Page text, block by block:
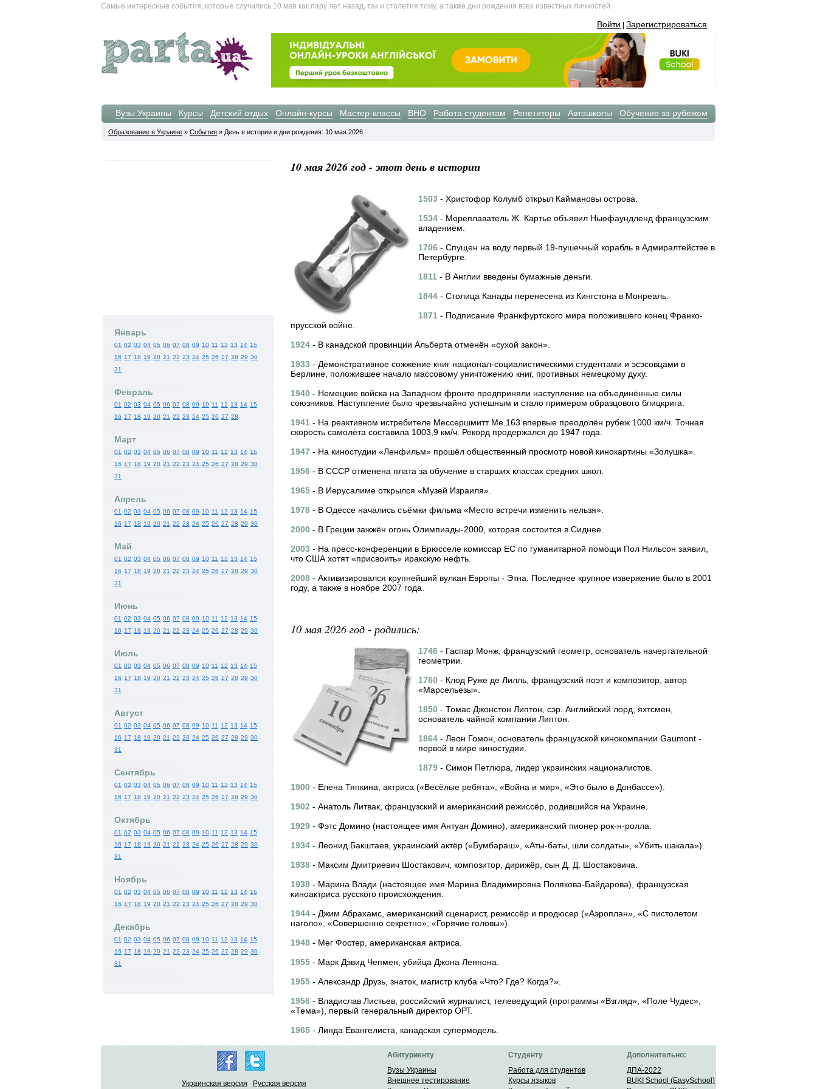
Самые интересные события, которые случились 10 мая как пару лет назад, так и столетия тому, а также дни рождения всех известных личностей
Войти Зарегистрироваться
Вузы Украины Курсы Детский отдых Онлайн-курсы Мастер-классы ВНО Работа студентам Репетиторы Автошколы Обучение за рубежом
Образование в Украине » События » День в истории и дни рождения: 10 мая 2026
10 мая 2026 год - этот день в истории
1503 - Христофор Колумб открыл Каймановы острова.
1534 - Мореплаватель Ж. Картье объявил Ньюфаундленд французским
владением.
1706 - Спущен на воду первый 19-пушечный корабль в Адмиралтействе в
Петербурге.
1811 - В Англии введены бумажные деньги.
1844 - Столица Канады перенесена из Кингстона в Монреаль.
1871 - Подписание Франкфуртского мира положившего конец Франко-
прусской войне.
1924 - В канадской провинции Альберта отменён «сухой закон».
1933 - Демонстративное сожжение книг национал-социалистическими студентами и эсэсовцами в
Берлине, положившее начало массовому уничтожению книг, противных немецкому духу.
1940 - Немецкие войска на Западном фронте предприняли наступление на объединённые силы
союзников. Наступление было чрезвычайно успешным и стало примером образцового блицкрига.
1941 - На реактивном истребителе Мессершмитт Me.163 впервые преодолён рубеж 1000 км/ч. Точная
скорость самолёта составила 1003,9 км/ч. Рекорд продержался до 1947 года.
1947 - На киностудии «Ленфильм» прошёл общественный просмотр новой кинокартины «Золушка».
1956 - В СССР отменена плата за обучение в старших классах средних школ.
1965 - В Иерусалиме открылся «Музей Израиля».
1978 - В Одессе начались съёмки фильма «Место встречи изменить нельзя».
2000 - В Греции зажжён огонь Олимпиады-2000, которая состоится в Сиднее.
2003 - На пресс-конференции в Брюсселе комиссар ЕС по гуманитарной помощи Пол Нильсон заявил,
что США хотят «присвоить» иракскую нефть.
2008 - Активизировался крупнейший вулкан Европы - Этна. Последнее крупное извержение было в 2001
году, а также в ноябре 2007 года.
10 мая 2026 год - родились:
1746 - Гаспар Монж, французский геометр, основатель начертательной
геометрии.
1760 - Клод Руже де Лилль, французский поэт и композитор, автор
«Марсельезы».
1850 - Томас Джонстон Липтон, сэр. Английский лорд, яхтсмен,
основатель чайной компании Липтон.
1864 - Леон Гомон, основатель французской кинокомпании Gaumont -
первой в мире киностудии.
1879 - Симон Петлюра, лидер украинских националистов.
1900 - Елена Тяпкина, актриса («Весёлые ребята», «Война и мир», «Это было в Донбассе»).
1902 - Анатоль Литвак, французский и американский режиссёр, родившийся на Украине.
1929 - Фэтс Домино (настоящее имя Антуан Домино), американский пионер рок-н-ролла.
1934 - Леонид Бакштаев, украинский актёр («Бумбараш», «Аты-баты, шли солдаты», «Убить шакала»).
1938 - Максим Дмитриевич Шостакович, композитор, дирижёр, сын Д. Д. Шостаковича.
1938 - Марина Влади (настоящее имя Марина Владимировна Полякова-Байдарова), французская
киноактриса русского происхождения.
1944 - Джим Абрахамс, американский сценарист, режиссёр и продюсер («Аэроплан», «С пистолетом
наголо», «Совершенно секретно», «Горячие головы»).
1948 - Мег Фостер, американская актриса.
1955 - Марк Дэвид Чепмен, убийца Джона Леннона.
1955 - Александр Друзь, знаток, магистр клуба «Что? Где? Когда?».
1956 - Владислав Листьев, российский журналист, телеведущий (программы «Взгляд», «Поле Чудес»,
«Тема»), первый генеральный директор ОРТ.
1965 - Линда Евангелиста, канадская супермодель.
Январь
01 02 03 04 05 06 07 08 09 10 11 12 13 14 15
16 17 18 19 20 21 22 23 24 25 26 27 28 29 30
31
Февраль
01 02 03 04 05 06 07 08 09 10 11 12 13 14 15
16 17 18 19 20 21 22 23 24 25 26 27 28
Март
01 02 03 04 05 06 07 08 09 10 11 12 13 14 15
16 17 18 19 20 21 22 23 24 25 26 27 28 29 30
31
Апрель
01 02 03 04 05 06 07 08 09 10 11 12 13 14 15
16 17 18 19 20 21 22 23 24 25 26 27 28 29 30
Май
01 02 03 04 05 06 07 08 09 10 11 12 13 14 15
16 17 18 19 20 21 22 23 24 25 26 27 28 29 30
31
Июнь
01 02 03 04 05 06 07 08 09 10 11 12 13 14 15
16 17 18 19 20 21 22 23 24 25 26 27 28 29 30
Июль
01 02 03 04 05 06 07 08 09 10 11 12 13 14 15
16 17 18 19 20 21 22 23 24 25 26 27 28 29 30
31
Август
01 02 03 04 05 06 07 08 09 10 11 12 13 14 15
16 17 18 19 20 21 22 23 24 25 26 27 28 29 30
31
Сентябрь
01 02 03 04 05 06 07 08 09 10 11 12 13 14 15
16 17 18 19 20 21 22 23 24 25 26 27 28 29 30
Октябрь
01 02 03 04 05 06 07 08 09 10 11 12 13 14 15
16 17 18 19 20 21 22 23 24 25 26 27 28 29 30
31
Ноябрь
01 02 03 04 05 06 07 08 09 10 11 12 13 14 15
16 17 18 19 20 21 22 23 24 25 26 27 28 29 30
Декабрь
01 02 03 04 05 06 07 08 09 10 11 12 13 14 15
16 17 18 19 20 21 22 23 24 25 26 27 28 29 30
31
Украинская версия Русская версия
Абитуриенту
Вузы Украины
Внешнее тестирование
Студенту
Работа для студентов
Курсы языков
Дополнительно:
ДПА-2022
BUKI School (EasySchool)